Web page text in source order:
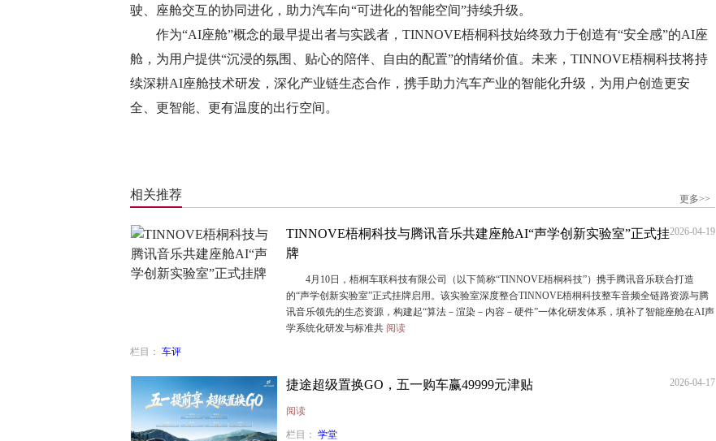
驶、座舱交互的协同进化，助力汽车向“可进化的智能空间”持续升级。
作为“AI座舱”概念的最早提出者与实践者，TINNOVE梧桐科技始终致力于创造有“安全感”的AI座
舱，为用户提供“沉浸的氛围、贴心的陪伴、自由的配置”的情绪价值。未来，TINNOVE梧桐科技将持
续深耕AI座舱技术研发，深化产业链生态合作，携手助力汽车产业的智能化升级，为用户创造更安
全、更智能、更有温度的出行空间。
相关推荐 更多>>
2026-04-19
TINNOVE梧桐科技与腾讯音乐共建座舱AI“声学创新实验室”正式挂
牌
4月10日，梧桐车联科技有限公司（以下简称“TINNOVE梧桐科技”）携手腾讯音乐联合打造
的“声学创新实验室”正式挂牌启用。该实验室深度整合TINNOVE梧桐科技整车音频全链路资源与腾
讯音乐领先的生态资源，构建起“算法－渲染－内容－硬件”一体化研发体系，填补了智能座舱在AI声
学系统化研发与标准共 阅读
栏目： 车评
2026-04-17
捷途超级置换GO，五一购车赢49999元津贴
阅读
栏目： 学堂